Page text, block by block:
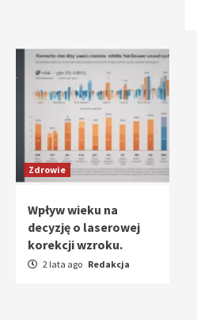
Zdrowie
Wpływ wieku na
decyzję o laserowej
korekcji wzroku.
2 lata ago Redakcja